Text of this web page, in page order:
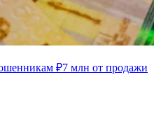
₽7 млн от продажи